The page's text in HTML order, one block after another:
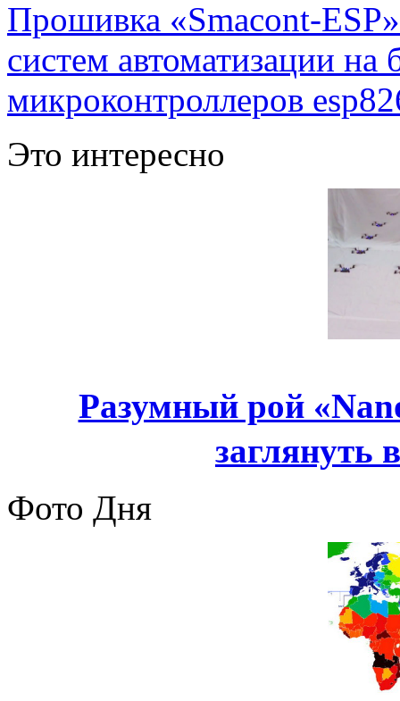
Прошивка «Smacont-
систем автоматизации
микроконтроллеров
Это интересно
Разумный рой
заглянуть
Фото Дня